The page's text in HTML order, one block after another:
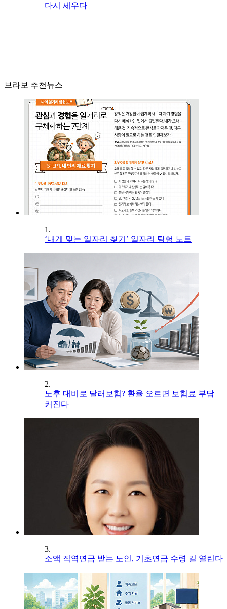
다시 세우다
브라보 추천뉴스
1.
‘내게 맞는 일자리 찾기’ 일자리 탐험 노트
2.
노후 대비로 달러보험? 환율 오르면 보험료 부담
커진다
3.
소액 직역연금 받는 노인, 기초연금 수령 길 열린다